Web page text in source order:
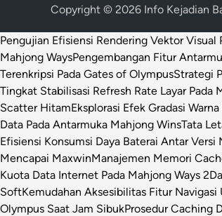
Copyright © 2026 Info Kejadian
Pengujian Efisiensi Rendering Vektor Visual
Mahjong WaysPengembangan Fitur
Terenkripsi Pada Gates of OlympusStrategi
Tingkat Stabilisasi Refresh Rate Layar Pada
Scatter HitamEksplorasi Efek Gradasi
Data Pada Antarmuka Mahjong WinsTata
Efisiensi Konsumsi Daya Baterai Antar Versi
Mencapai MaxwinManajemen Memori
Kuota Data Internet Pada Mahjong Ways 2
SoftKemudahan Aksesibilitas Fitur Navigasi
Olympus Saat Jam SibukProsedur Caching